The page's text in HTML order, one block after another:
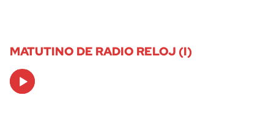
MATUTINO DE RADIO RELOJ (I)
Audio
Player